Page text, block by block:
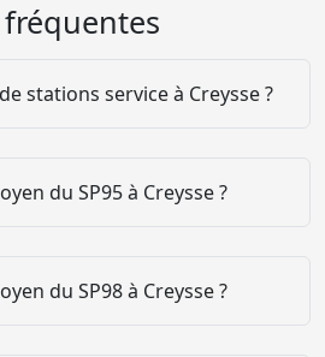
stations service à Creysse ?
du SP95 à Creysse ?
du SP98 à Creysse ?